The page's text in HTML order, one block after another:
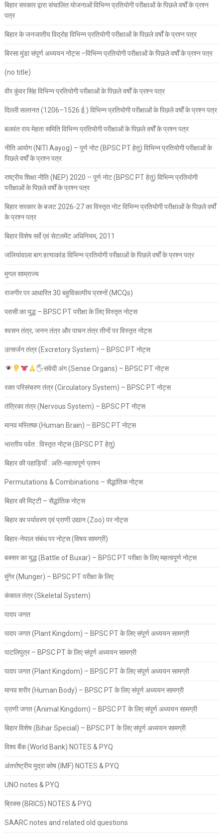
बिहार सरकार द्वारा संचालित योजनाओं विभिन्न प्रतियोगी परीक्षाओं के पिछले वर्षों के प्रश्न
पत्र
बिहार के जनजातीय विद्रोह विभिन्न प्रतियोगी परीक्षाओं के पिछले वर्षों के प्रश्न पत्र
बिरसा मुंडा संपूर्ण अध्ययन नोट्स –विभिन्न प्रतियोगी परीक्षाओं के पिछले वर्षों के प्रश्न पत्र
(no title)
वीर कुंवर सिंह विभिन्न प्रतियोगी परीक्षाओं के पिछले वर्षों के प्रश्न पत्र
दिल्ली सल्तनत (1206–1526 ई.) विभिन्न प्रतियोगी परीक्षाओं के पिछले वर्षों के प्रश्न पत्र
बलवंत राय मेहता समिति विभिन्न प्रतियोगी परीक्षाओं के पिछले वर्षों के प्रश्न पत्र
नीति आयोग (NITI Aayog) – पूर्ण नोट (BPSC PT हेतु) विभिन्न प्रतियोगी परीक्षाओं के
पिछले वर्षों के प्रश्न पत्र
राष्ट्रीय शिक्षा नीति (NEP) 2020 – पूर्ण नोट (BPSC PT हेतु) विभिन्न प्रतियोगी
परीक्षाओं के पिछले वर्षों के प्रश्न पत्र
बिहार सरकार के बजट 2026-27 का विस्तृत नोट विभिन्न प्रतियोगी परीक्षाओं के पिछले वर्षों
के प्रश्न पत्र
बिहार विशेष सर्वे एवं सेटलमेंट अधिनियम, 2011
जलियांवाला बाग हत्याकांड विभिन्न प्रतियोगी परीक्षाओं के पिछले वर्षों के प्रश्न पत्र
मुगल साम्राज्य
राजगीर पर आधारित 30 बहुविकल्पीय प्रश्नों (MCQs)
प्लासी का युद्ध – BPSC PT परीक्षा के लिए विस्तृत नोट्स
श्वसन तंत्र, जनन तंत्र और पाचन तंत्र तीनों पर विस्तृत नोट्स
उत्सर्जन तंत्र (Excretory System) – BPSC PT नोट्स
🖐संवेदी अंग (Sense Organs) – BPSC PT नोट्स
रक्त परिसंचरण तंत्र (Circulatory System) – BPSC PT नोट्स
तंत्रिका तंत्र (Nervous System) – BPSC PT नोट्स
मानव मस्तिष्क (Human Brain) – BPSC PT नोट्स
भारतीय पर्वत : विस्तृत नोट्स (BPSC PT हेतु)
बिहार की पहाड़ियाँ : अति-महत्वपूर्ण प्रश्न
Permutations & Combinations – सैद्धांतिक नोट्स
बिहार की मिट्टी – सैद्धांतिक नोट्स
बिहार का पर्यावरण एवं प्राणी उद्यान (Zoo) पर नोट्स
बिहार-नेपाल संबंध पर नोट्स (विषय सामग्री)
बक्सर का युद्ध (Battle of Buxar) – BPSC PT परीक्षा के लिए महत्वपूर्ण नोट्स
मुंगेर (Munger) – BPSC PT परीक्षा के लिए
कंकाल तंत्र (Skeletal System)
पादप जगत
पादप जगत (Plant Kingdom) – BPSC PT के लिए संपूर्ण अध्ययन सामग्री
पाटलिपुत्र – BPSC PT के लिए संपूर्ण अध्ययन सामग्री
पादप जगत (Plant Kingdom) – BPSC PT के लिए संपूर्ण अध्ययन सामग्री
मानव शरीर (Human Body) – BPSC PT के लिए संपूर्ण अध्ययन सामग्री
प्राणी जगत (Animal Kingdom) – BPSC PT के लिए संपूर्ण अध्ययन सामग्री
बिहार विशेष (Bihar Special) – BPSC PT के लिए संपूर्ण अध्ययन सामग्री
विश्व बैंक (World Bank) NOTES & PYQ
अंतर्राष्ट्रीय मुद्रा कोष (IMF) NOTES & PYQ
UNO notes & PYQ
ब्रिक्स (BRICS) NOTES & PYQ
SAARC notes and related old questions